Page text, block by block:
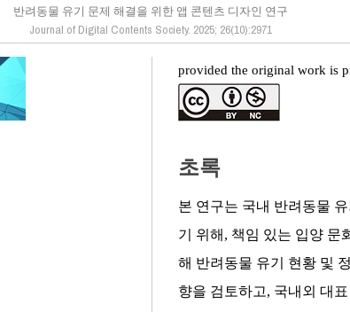
반려동물 유기 문제 해결을 위한 앱 콘텐츠 디자인 연구
Journal of Digital Contents Society. 2025; 26(10):2971
provided the original work is
초록
본 연구는 국내 반려동물
기 위해, 책임 있는 입양 문
해 반려동물 유기 현황 및
향을 검토하고, 국내외 대